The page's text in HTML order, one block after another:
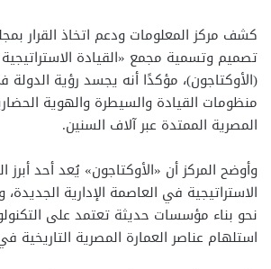
كشف مركز المعلومات ودعم اتخاذ القرار
تصميم وتسمية مجمع «القيادة
(الأوكتاجون)، مؤكدًا أنه يجسد رؤية
منظومات القيادة والسيطرة والهوية
المصرية الممتدة عبر آلاف السنين.
وأوضح المركز أن «الأوكتاجون» يُعد أحد أبرز
الاستراتيجية في العاصمة الإدارية
نحو بناء مؤسسات حديثة تعتمد على
استلهام عناصر العمارة المصرية التاريخية